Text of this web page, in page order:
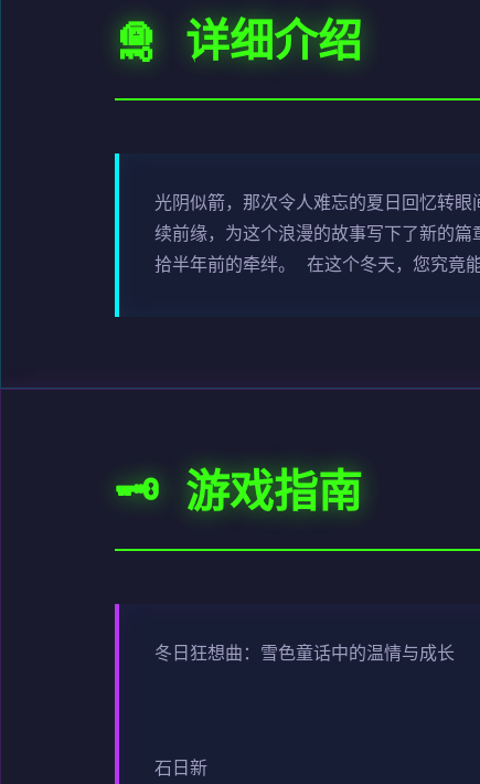
🛅 详细介绍
光阴似箭，那次令人难忘的夏日回忆转
续前缘，为这个浪漫的故事写下了新的
拾半年前的牵绊。 在这个冬天，您究竟
🗝️ 游戏指南
冬日狂想曲：雪色童话中的温情与成长
石日新